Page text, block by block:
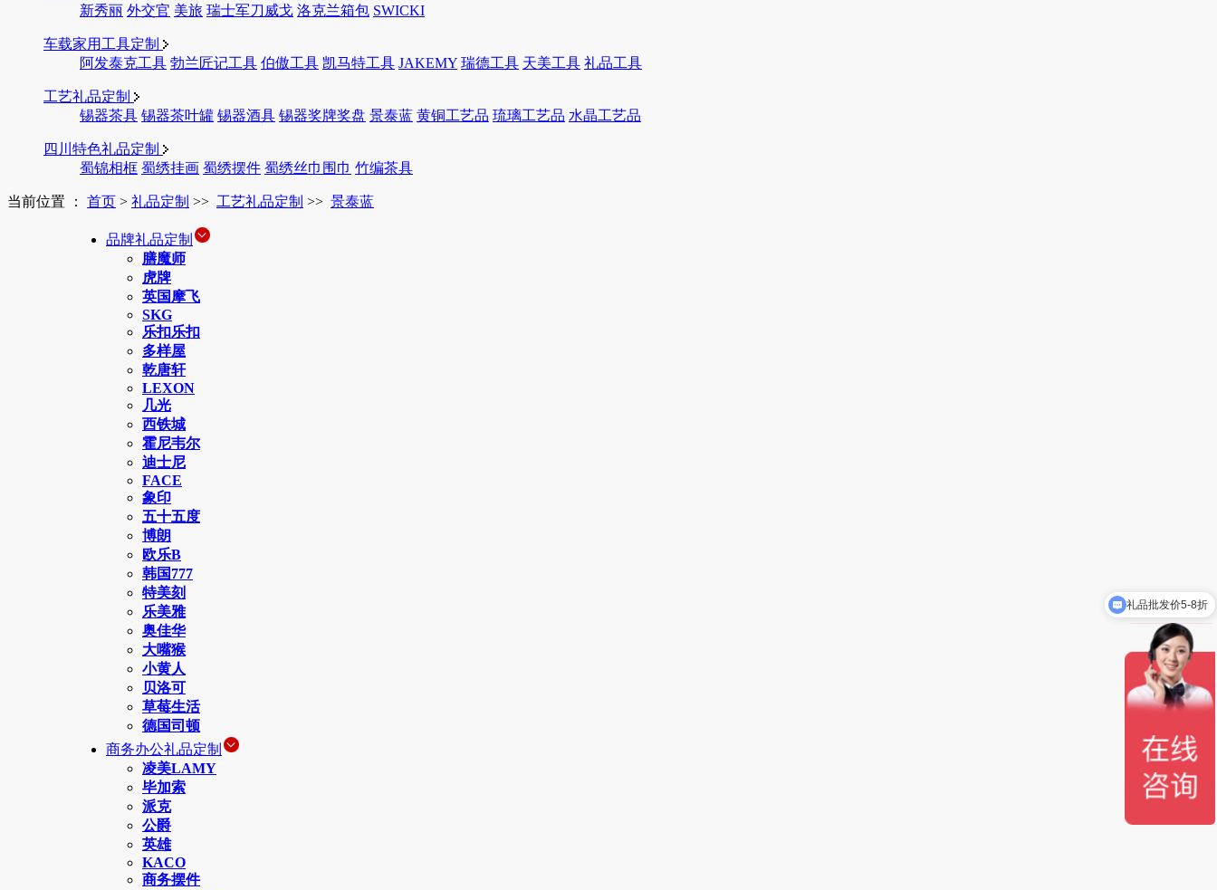
新秀丽 外交官 美旅 瑞士军刀威戈 洛克兰箱包 SWICKI
车载家用工具定制
阿发泰克工具 勃兰匠记工具 伯傲工具 凯马特工具 JAKEMY 瑞德工具 天美工具 礼品工具
工艺礼品定制
锡器茶具 锡器茶叶罐 锡器酒具 锡器奖牌奖盘 景泰蓝 黄铜工艺品 琉璃工艺品 水晶工艺品
四川特色礼品定制
蜀锦相框 蜀绣挂画 蜀绣摆件 蜀绣丝巾围巾 竹编茶具
当前位置 ： 首页 > 礼品定制 >> 工艺礼品定制 >> 景泰蓝
品牌礼品定制
膳魔师
虎牌
英国摩飞
SKG
乐扣乐扣
多样屋
乾唐轩
LEXON
几光
西铁城
霍尼韦尔
迪士尼
FACE
象印
五十五度
博朗
欧乐B
韩国777
特美刻
乐美雅
奥佳华
大嘴猴
小黄人
贝洛可
草莓生活
德国司顿
商务办公礼品定制
凌美LAMY
毕加索
派克
公爵
英雄
KACO
商务摆件
礼品批发价5-8折